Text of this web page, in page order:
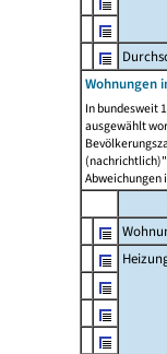
Wohnungen
In bundesweit
ausgewählt
Abweichungen